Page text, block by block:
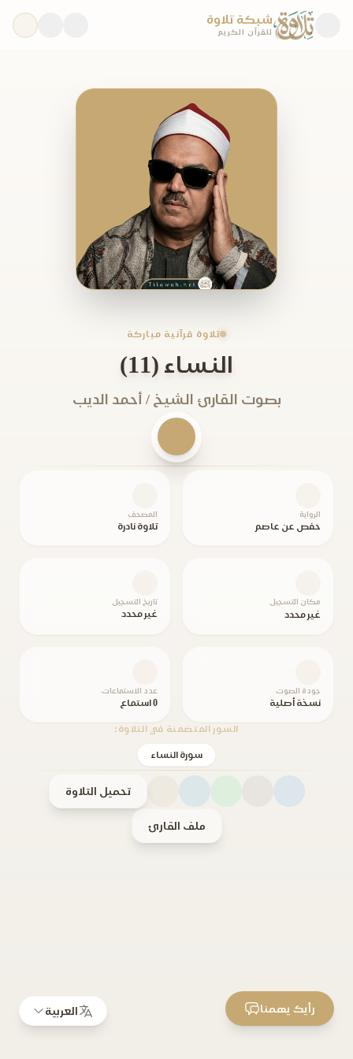
شبكة تلاوة
للقرآن الكريم
تلاوة قرآنية مباركة
النساء (11)
بصوت القارئ الشيخ / أحمد الديب
الرواية
حفص عن عاصم
المصحف
تلاوة نادرة
مكان التسجيل
غير محدد
تاريخ التسجيل
غير محدد
جودة الصوت
نسخة أصلية
عدد الاستماعات
0 استماع
السور المتضمنة في التلاوة:
سورة النساء
تحميل التلاوة
ملف القارئ
العربية رأيك يهمنا